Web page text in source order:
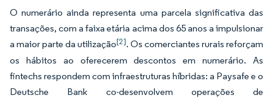
O numerário ainda representa uma parcela significativa das
transações, com a faixa etária acima dos 65 anos a impulsionar
a maior parte da utilização[2]. Os comerciantes rurais reforçam
os hábitos ao oferecerem descontos em numerário. As
fintechs respondem com infraestruturas híbridas: a Paysafe e o
Deutsche Bank co-desenvolvem operações de